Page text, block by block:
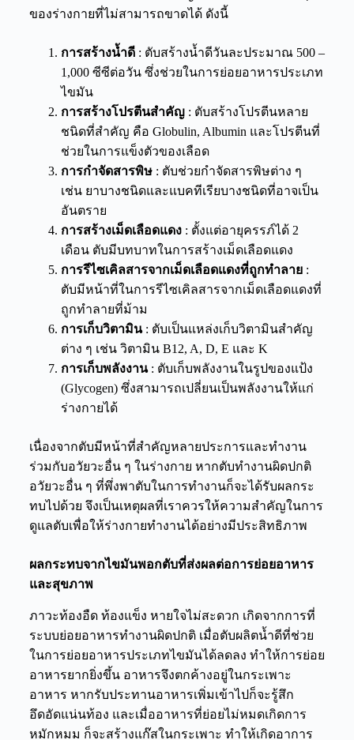
ของร่างกายที่ไม่สามารถขาดได้ ดังนี้
การสร้างน้ำดี : ตับสร้างน้ำดีวันละประมาณ 500 –
1,000 ซีซีต่อวัน ซึ่งช่วยในการย่อยอาหารประเภท
ไขมัน
การสร้างโปรตีนสำคัญ : ตับสร้างโปรตีนหลาย
ชนิดที่สำคัญ คือ Globulin, Albumin และโปรตีนที่
ช่วยในการแข็งตัวของเลือด
การกำจัดสารพิษ: ตับช่วยกำจัดสารพิษต่าง ๆ
เช่นยาบางชนิดและแบคทีเรียบางชนิดที่อาจเป็น
อันตราย
การสร้างเม็ดเลือดแดง: ตั้งแต่อายุครรภ์ได้ 2
เดือน ตับมีบทบาทในการสร้างเม็ดเลือดแดง
การรีไซเคิลสารจากเม็ดเลือดแดงที่ถูกทำลาย :
ตับมีหน้าที่ในการรีไซเคิลสารจากเม็ดเลือดแดงที่
ถูกทำลายที่ม้าม
การเก็บวิตามิน : ตับเป็นแหล่งเก็บวิตามินสำคัญ
ต่าง ๆ เช่น วิตามิน B12, A, D, E และ K
การเก็บพลังงาน: ตับเก็บพลังงานในรูปของแป้ง
(Glycogen) ซึ่งสามารถเปลี่ยนเป็นพลังงานให้แก่
ร่างกายได้
เนื่องจากตับมีหน้าที่สำคัญหลายประการและทำงาน
ร่วมกับอวัยวะอื่น ๆ ในร่างกาย หากตับทำงานผิดปกติ
อวัยวะอื่น ๆ ที่พึ่งพาตับในการทำงานก็จะได้รับผลกระ
ทบไปด้วย จึงเป็นเหตุผลที่เราควรให้ความสำคัญในการ
ดูแลตับเพื่อให้ร่างกายทำงานได้อย่างมีประสิทธิภาพ
ผลกระทบจากไขมันพอกตับที่ส่งผลต่อการย่อยอาหาร
และสุขภาพ
ภาวะท้องอืด ท้องแข็ง หายใจไม่สะดวก เกิดจากการที่
ระบบย่อยอาหารทำงานผิดปกติ เมื่อตับผลิตน้ำดีที่ช่วย
ในการย่อยอาหารประเภทไขมันได้ลดลง ทำให้การย่อย
อาหารยากยิ่งขึ้น อาหารจึงตกค้างอยู่ในกระเพาะ
อาหาร หากรับประทานอาหารเพิ่มเข้าไปก็จะรู้สึก
อึดอัดแน่นท้อง และเมื่ออาหารที่ย่อยไม่หมดเกิดการ
หมักหมม ก็จะสร้างแก๊สในกระเพาะ ทำให้เกิดอาการ